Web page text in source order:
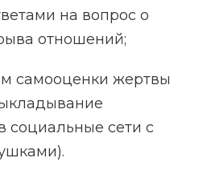
на вопрос о
отношений;
самооценки жертвы
социальные сети с